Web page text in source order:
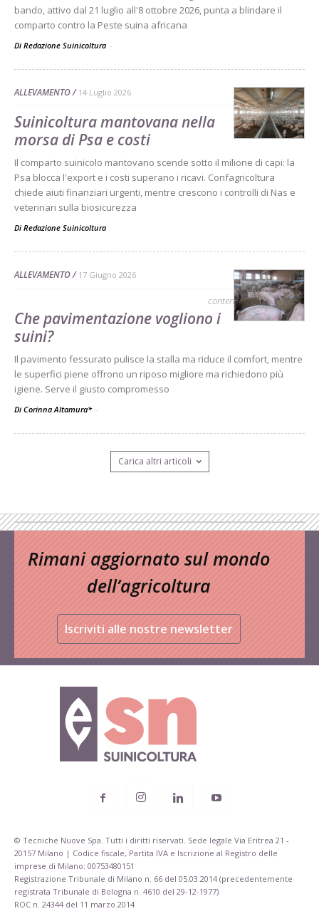
bando, attivo dal 21 luglio all'8 ottobre 2026, punta a blindare il
comparto contro la Peste suina africana
Di Redazione Suinicoltura -
ALLEVAMENTO 14 Luglio 2026
Suinicoltura mantovana nella
morsa di Psa e costi
Il comparto suinicolo mantovano scende sotto il milione di capi: la
Psa blocca l'export e i costi superano i ricavi. Confagricoltura
chiede aiuti finanziari urgenti, mentre crescono i controlli di Nas e
veterinari sulla biosicurezza
Di Redazione Suinicoltura
ALLEVAMENTO 17 Giugno 2026
contenuto sponsorizzato
Che pavimentazione vogliono i
suini?
Il pavimento fessurato pulisce la stalla ma riduce il comfort, mentre
le superfici piene offrono un riposo migliore ma richiedono più
igiene. Serve il giusto compromesso
Di Corinna Altamura* -
Carica altri articoli
Rimani aggiornato sul mondo
dell’agricoltura
Iscriviti alle nostre newsletter
© Tecniche Nuove Spa. Tutti i diritti riservati. Sede legale Via Eritrea 21 -
20157 Milano | Codice fiscale, Partita IVA e Iscrizione al Registro delle
imprese di Milano: 00753480151
Registrazione Tribunale di Milano n. 66 del 05.03.2014 (precedentemente
registrata Tribunale di Bologna n. 4610 del 29-12-1977)
ROC n. 24344 del 11 marzo 2014